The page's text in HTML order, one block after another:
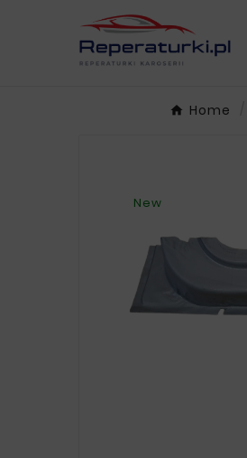
Home
New